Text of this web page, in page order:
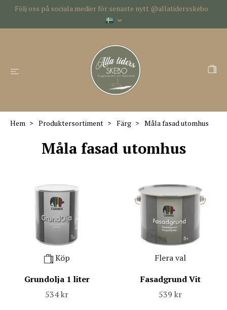
Följ oss på sociala medier för senaste nytt @allatidersskebo
Hem Produktersortiment Färg Måla fasad utomhus
Måla fasad utomhus
Köp
Grundolja 1 liter
534 kr
Flera val
Fasadgrund Vit
539 kr